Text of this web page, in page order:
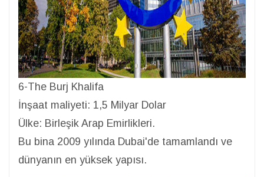
6-The Burj Khalifa
İnşaat maliyeti: 1,5 Milyar Dolar
Ülke: Birleşik Arap Emirlikleri.
Bu bina 2009 yılında Dubai'de tamamlandı ve
dünyanın en yüksek yapısı.